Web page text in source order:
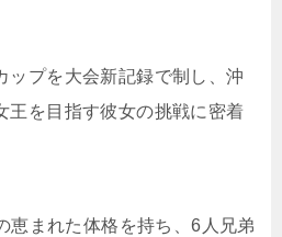
ップを大会新記録で制し、沖
王を目指す彼女の挑戦に密着
恵まれた体格を持ち、6人兄弟